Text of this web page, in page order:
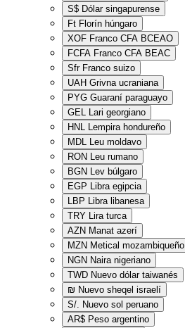
S$ Dólar singapurense
Ft Florín húngaro
XOF Franco CFA BCEAO
FCFA Franco CFA BEAC
Sfr Franco suizo
UAH Grivna ucraniana
PYG Guaraní paraguayo
GEL Lari georgiano
HNL Lempira hondureño
MDL Leu moldavo
RON Leu rumano
BGN Lev búlgaro
EGP Libra egipcia
LBP Libra libanesa
TRY Lira turca
AZN Manat azerí
MZN Metical mozambiqueño
NGN Naira nigeriano
TWD Nuevo dólar taiwanés
₪ Nuevo sheqel israelí
S/. Nuevo sol peruano
AR$ Peso argentino